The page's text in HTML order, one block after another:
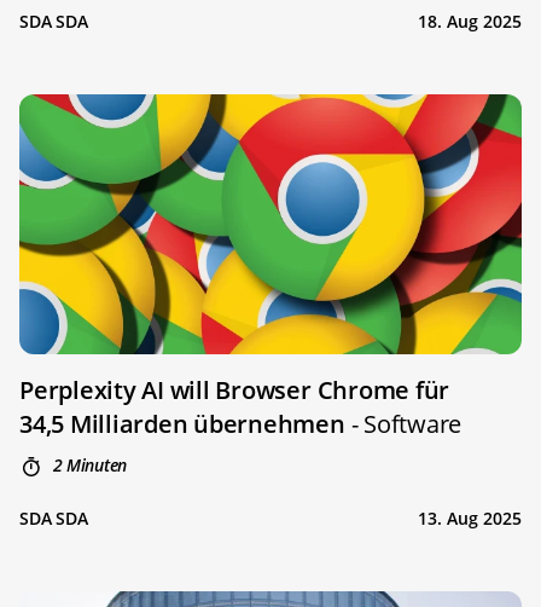
SDA SDA 18. Aug 2025
Perplexity AI will Browser Chrome für
34,5 Milliarden übernehmen - Software
2 Minuten
SDA SDA 13. Aug 2025